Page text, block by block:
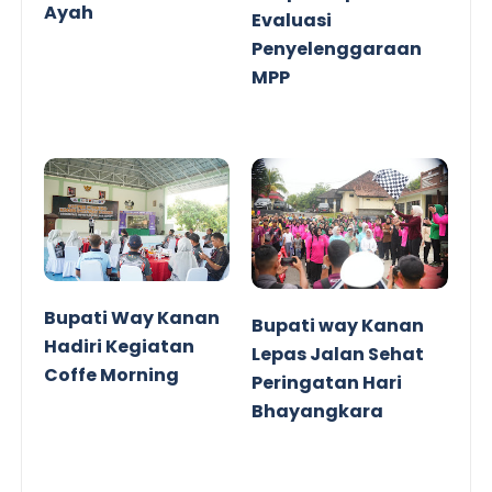
Ayah
Evaluasi
Penyelenggaraan
MPP
Bupati Way Kanan
Hadiri Kegiatan
Coffe Morning
Bupati way Kanan
Lepas Jalan Sehat
Peringatan Hari
Bhayangkara